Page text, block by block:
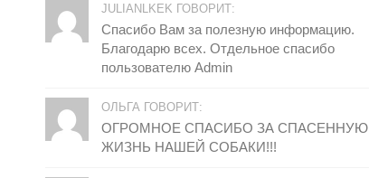
JULIANLKEK ГОВОРИТ:
Спасибо Вам за полезную информацию.
Благодарю всех. Отдельное спасибо
пользователю Admin
ОЛЬГА ГОВОРИТ:
ОГРОМНОЕ СПАСИБО ЗА СПАСЕННУЮ
ЖИЗНЬ НАШЕЙ СОБАКИ!!!